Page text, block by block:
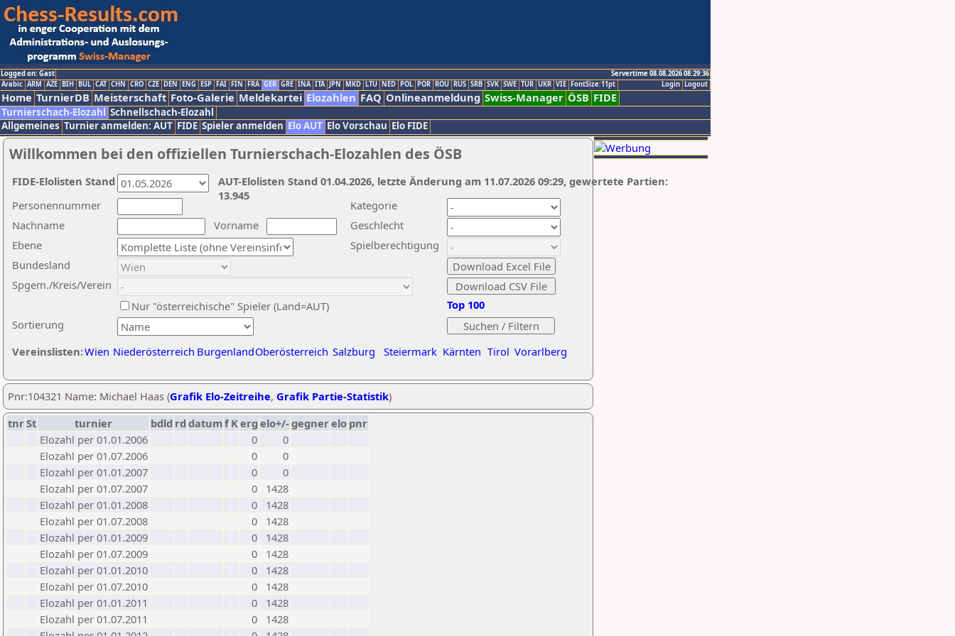
Logged on: Gast
Servertime 08.08.2026 08:29:36
Logout
Login
Arabic ARM AZE BIH BUL CAT CHN CRO CZE DEN ENG ESP FAI FIN FRA GER GRE INA ITA JPN MKD LTU NED POL POR ROU RUS SRB SVK SWE TUR UKR VIE FontSize:11pt
Home TurnierDB Meisterschaft Foto-Galerie Meldekartei Elozahlen FAQ Onlineanmeldung Swiss-Manager ÖSB FIDE
Turnierschach-Elozahl Schnellschach-Elozahl
Allgemeines Turnier anmelden: AUT FIDE Spieler anmelden Elo AUT Elo Vorschau Elo FIDE
Willkommen bei den offiziellen Turnierschach-Elozahlen des ÖSB
Nachname
Vorname
Ebene
Kategorie
Sortierung
Personennummer
Bundesland
Spgem./Kreis/Verein
Geschlecht
Nur "österreichische" Spieler (Land=AUT)
Spielberechtigung
Vereinslisten:Wien Niederösterreich BurgenlandOberösterreich Salzburg Steiermark Kärnten Tirol Vorarlberg
Top 100
AUT-Elolisten Stand 01.04.2026, letzte Änderung am 11.07.2026 09:29, gewertete Partien:
13.945
FIDE-Elolisten Stand
Pnr:104321 Name: Michael Haas (Grafik Elo-Zeitreihe, Grafik Partie-Statistik)
tnrSt turnier bdld rd datumf Kerg elo+/-gegnerelo pnr
Elozahl per 01.01.2006
0
0
Elozahl per 01.07.2006
0
0
Elozahl per 01.01.2007
0
0
Elozahl per 01.07.2007
0
1428
Elozahl per 01.01.2008
0
1428
Elozahl per 01.07.2008
0
1428
Elozahl per 01.01.2009
0
1428
Elozahl per 01.07.2009
0
1428
Elozahl per 01.01.2010
0
1428
Elozahl per 01.07.2010
0
1428
Elozahl per 01.01.2011
0
1428
Elozahl per 01.07.2011
0
1428